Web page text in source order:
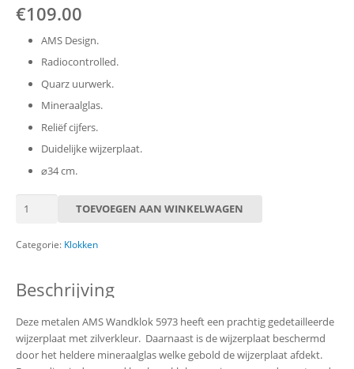
€109.00
AMS Design.
Radiocontrolled.
Quarz uurwerk.
Mineraalglas.
Reliëf cijfers.
Duidelijke wijzerplaat.
⌀34 cm.
aantal
TOEVOEGEN AAN WINKELWAGEN
Categorie: Klokken
Beschrijving
Deze metalen AMS Wandklok 5973 heeft een prachtig gedetailleerde
wijzerplaat met zilverkleur. Daarnaast is de wijzerplaat beschermd
door het heldere mineraalglas welke gebold de wijzerplaat afdekt.